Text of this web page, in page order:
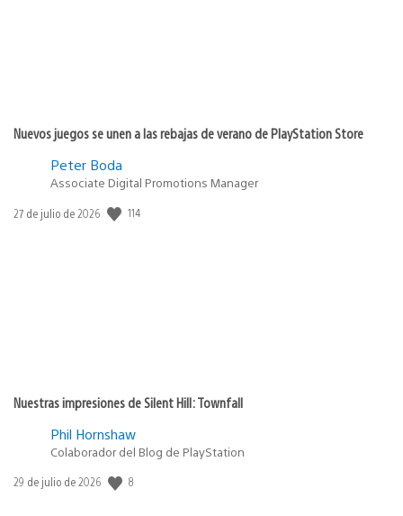
Nuevos juegos se unen a las rebajas de verano de PlayStation Store
Peter Boda
Associate Digital Promotions Manager
Fecha
27 de julio de 2026 114
Nuestras impresiones de Silent Hill: Townfall
Phil Hornshaw
Colaborador del Blog de PlayStation
Fecha
29 de julio de 2026 8